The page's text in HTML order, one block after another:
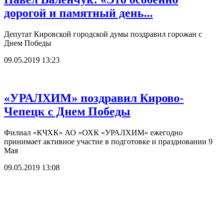
дорогой и памятный день...
Депутат Кировской городской думы поздравил горожан с
Днем Победы
09.05.2019 13:23
«УРАЛХИМ» поздравил Кирово-
Чепецк с Днем Победы
Филиал «КЧХК» АО «ОХК «УРАЛХИМ» ежегодно
принимает активное участие в подготовке и праздновании 9
Мая
09.05.2019 13:08